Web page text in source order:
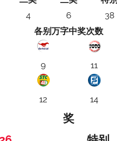
4 6 38
各别万字中奖次数
9 11
12 14
奖